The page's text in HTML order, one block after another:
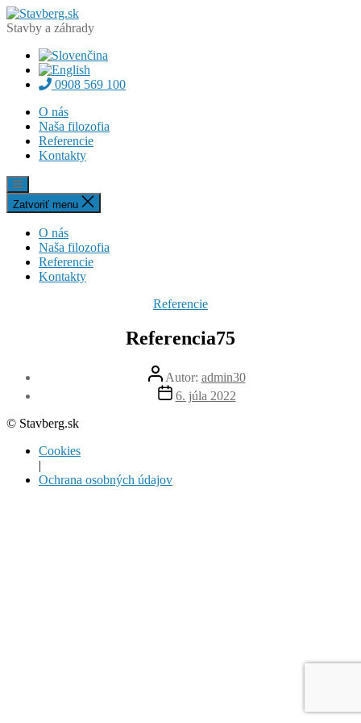
Preskočiť
na
Stavberg.sk
Stavby a záhrady
0908 569 100
O nás
Naša filozofia
Referencie
Kontakty
Zatvoriť menu
O nás
Naša filozofia
Referencie
Kontakty
Kategórie
Referencie
Referencia75
Autor
článku
Autor: admin30
Dátum
článku
6. júla 2022
© Stavberg.sk
Cookies
|
Ochrana osobných údajov